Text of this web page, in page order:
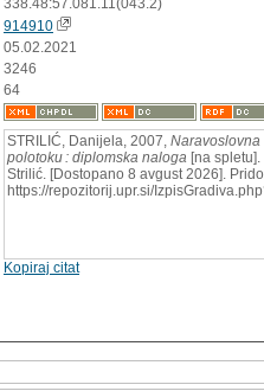
914910
05.02.2021
3246
64
STRILIĆ, Danijela, 2007, Naravoslovna
polotoku : diplomska naloga [na
Strilić. [Dostopano 8 avgust 2026].
https://repozitorij.upr.si/
Kopiraj citat